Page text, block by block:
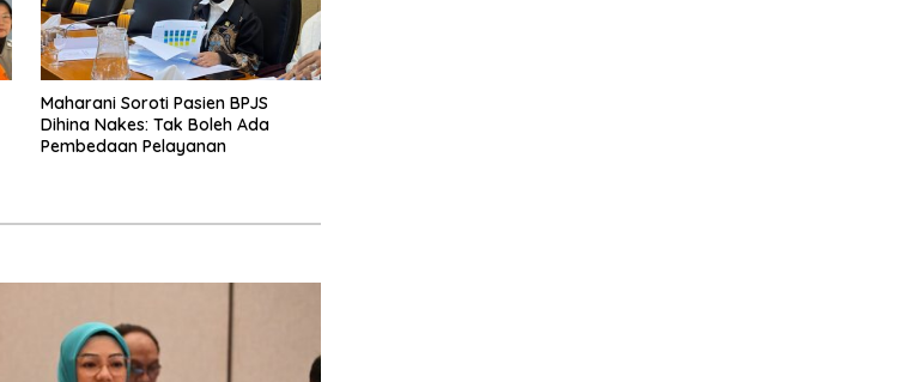
Maharani Soroti Pasien BPJS
Dihina Nakes: Tak Boleh Ada
Pembedaan Pelayanan